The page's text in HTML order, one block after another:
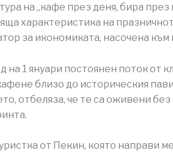
на „кафе през деня, бира
характеристика на
за икономиката, насочена
на 1 януари постоянен поток от
близо до историческия
отбеляза, че те са оживени
от Пекин, която направи